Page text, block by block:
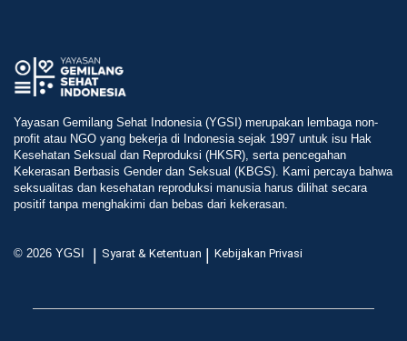
Yayasan Gemilang Sehat Indonesia (YGSI) merupakan lembaga non-
profit atau NGO yang bekerja di Indonesia sejak 1997 untuk isu Hak
Kesehatan Seksual dan Reproduksi (HKSR), serta pencegahan
Kekerasan Berbasis Gender dan Seksual (KBGS). Kami percaya bahwa
seksualitas dan kesehatan reproduksi manusia harus dilihat secara
positif tanpa menghakimi dan bebas dari kekerasan.
© 2026 YGSI | Syarat & Ketentuan | Kebijakan Privasi